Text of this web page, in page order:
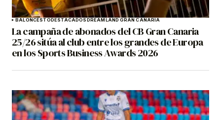
BALONCESTODESTACADOSDREAMLAND GRAN CANARIA
La campaña de abonados del CB Gran Canaria
25/26 sitúa al club entre los grandes de Europa
en los Sports Business Awards 2026